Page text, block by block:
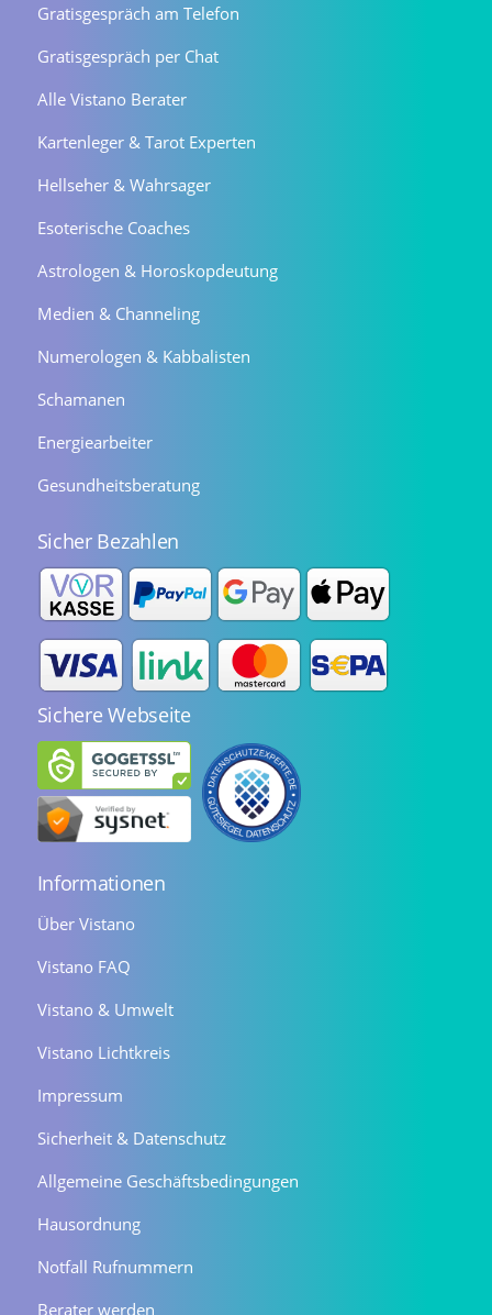
Gratisgespräch am Telefon
Gratisgespräch per Chat
Alle Vistano Berater
Kartenleger & Tarot Experten
Hellseher & Wahrsager
Esoterische Coaches
Astrologen & Horoskopdeutung
Medien & Channeling
Numerologen & Kabbalisten
Schamanen
Energiearbeiter
Gesundheitsberatung
Sicher Bezahlen
Sichere Webseite
Informationen
Über Vistano
Vistano FAQ
Vistano & Umwelt
Vistano Lichtkreis
Impressum
Sicherheit & Datenschutz
Allgemeine Geschäftsbedingungen
Hausordnung
Notfall Rufnummern
Berater werden